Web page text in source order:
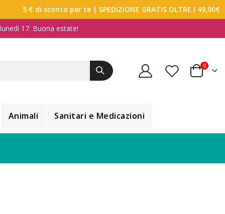
5 € di sconto per te | SPEDIZIONE GRATIS OLTRE I 49,90€
17. Buona estate!
Carrello
0
Animali Sanitari e Medicazioni